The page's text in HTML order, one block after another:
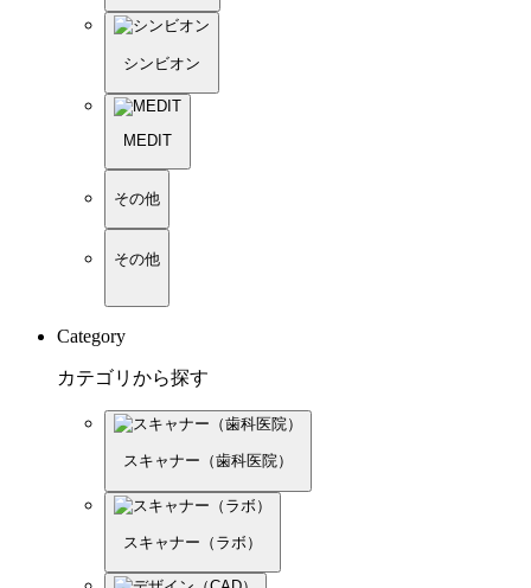
シンビオン
MEDIT
その他
その他
Category
カテゴリから探す
スキャナー（歯科医院）
スキャナー（ラボ）